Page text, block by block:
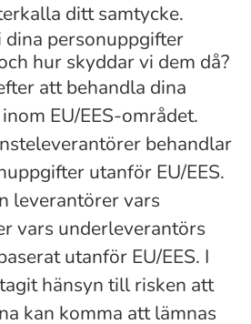
ditt samtycke.
personuppgifter
hur skyddar vi dem då?
att behandla dina
EU/EES-området.
behandlar
utanför EU/EES.
leverantörer vars
vars underleverantörs
utanför EU/EES. I
hänsyn till risken att
kan komma att lämnas